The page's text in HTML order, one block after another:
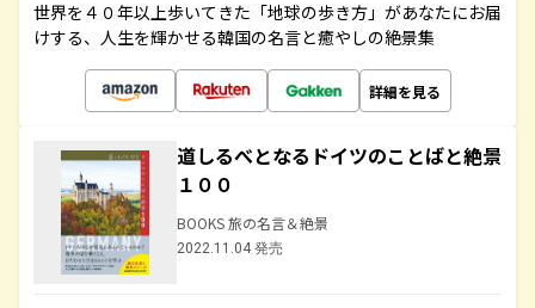
世界を４０年以上歩いてきた「地球の歩き方」があなたにお届
けする、人生を輝かせる韓国の名言と癒やしの絶景集
詳細を見る
道しるべとなるドイツのことばと絶景
１００
BOOKS 旅の名言＆絶景
2022.11.04 発売